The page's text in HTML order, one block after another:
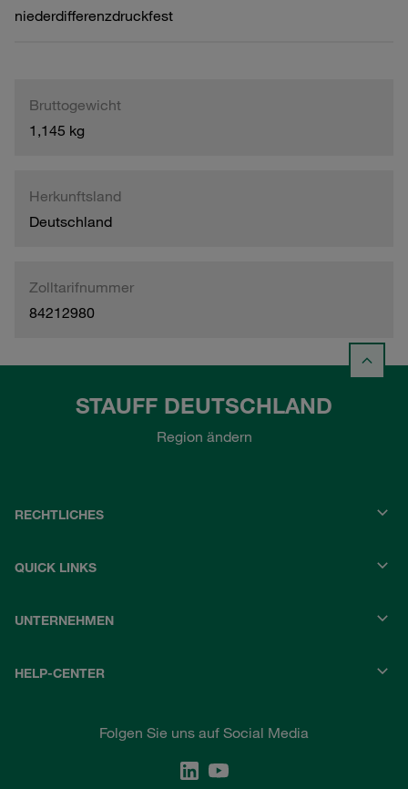
niederdifferenzdruckfest
Bruttogewicht
1,145 kg
Herkunftsland
Deutschland
Zolltarifnummer
84212980
STAUFF DEUTSCHLAND
Region ändern
RECHTLICHES
QUICK LINKS
UNTERNEHMEN
HELP-CENTER
Folgen Sie uns auf Social Media